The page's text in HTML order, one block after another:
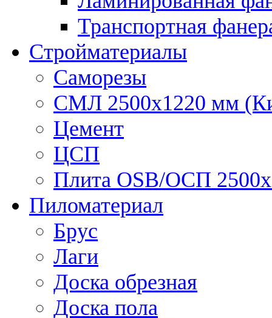
Транспортная
Стройматериалы
Саморезы
СМЛ 2500х1220 мм
Цемент
ЦСП
Плита OSB/ОСП
Пиломатериал
Брус
Лаги
Доска обрезная
Доска пола